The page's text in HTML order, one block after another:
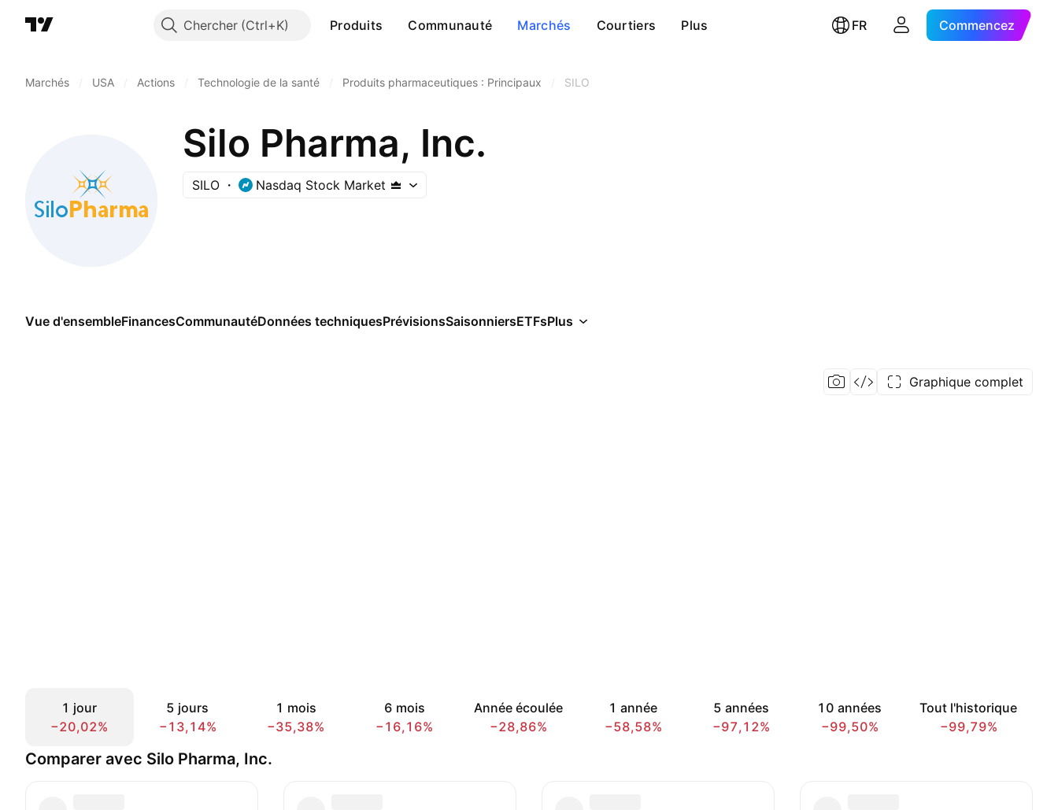
Chercher Produits Communauté Marchés Courtiers Plus FR Commencez
Marchés USA Actions Technologie de la santé Produits pharmaceutiques : Principaux SILO
Silo Pharma, Inc.
SILO Nasdaq Stock Market
Vue d'ensembleFinancesCommunautéDonnées techniquesPrévisionsSaisonniersETFsPlus
Graphique complet
1 jour
−20,02%
5 jours
−13,14%
1 mois
−35,38%
6 mois
−16,16%
Année écoulée
−28,86%
1 année
−58,58%
5 années
−97,12%
10 années
−99,50%
Tout l'historique
−99,79%
Comparer avec Silo Pharma, Inc.